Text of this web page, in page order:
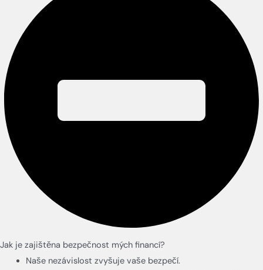
Jak je zajištěna bezpečnost mých financí?
Naše nezávislost zvyšuje vaše bezpečí.